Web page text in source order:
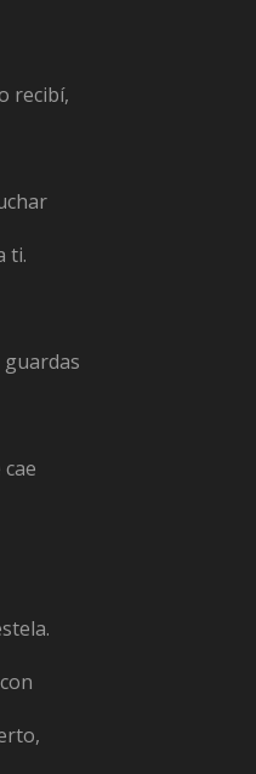
recibí,
ti.
guardas